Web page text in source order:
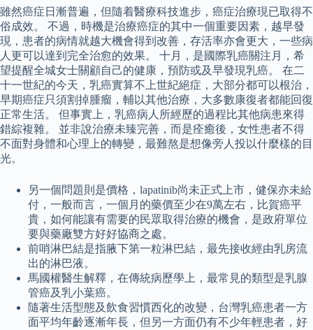
雖然癌症日漸普遍，但隨着醫療科技進步，癌症治療現已取得不
俗成效。 不過，時機是治療癌症的其中一個重要因素，越早發
現，患者的病情就越大機會得到改善，存活率亦會更大，一些病
人更可以達到完全治愈的效果。 十月，是國際乳癌關注月，希
望提醒全城女士關顧自己的健康，預防或及早發現乳癌。 在二
十一世紀的今天，乳癌實算不上世紀絕症，大部分都可以根治，
早期癌症只須割掉腫瘤，輔以其他治療，大多數康復者都能回復
正常生活。 但事實上，乳癌病人所經歷的過程比其他病患來得
錯綜複雜。 並非說治療未臻完善，而是痊癒後，女性患者不得
不面對身體和心理上的轉變，最難熬是想像旁人投以什麼樣的目
光。
另一個問題則是價格，lapatinib尚未正式上市，健保亦未給
付，一般而言，一個月的藥價至少在9萬左右，比賀癌平
貴，如何能讓有需要的民眾取得治療的機會，是政府單位
要與藥廠雙方好好協商之處。
前哨淋巴結是指腋下第一粒淋巴結，最先接收經由乳房流
出的淋巴液。
馬國權醫生解釋，在傳統病歷學上，最常見的類型是乳腺
管癌及乳小葉癌。
隨著生活型態及飲食習慣西化的改變，台灣乳癌患者一方
面平均年齡逐漸年長，但另一方面仍有不少年輕患者，好